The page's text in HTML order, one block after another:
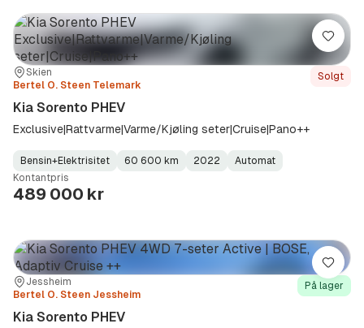
Sted:
Skien
Forhandler:
Bertel O. Steen Telemark
Solgt
Kia Sorento PHEV
Exclusive|Rattvarme|Varme/Kjøling seter|Cruise|Pano++
Fuel
Type:
Bensin+Elektrisitet
Kilometerstand: 60 600 km
Model
Year:
2022
Gearbox
Type:
Automat
Kontantpris
489 000 kr
Lagre
Sted:Jessheim
Forhandler:
Bertel O. Steen Jessheim
På lager
Kia Sorento PHEV
Lagre